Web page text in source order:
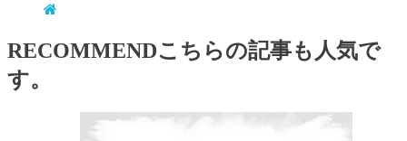
RECOMMENDこちらの記事も人気で
す。